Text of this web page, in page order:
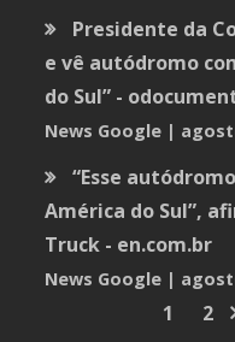
Presidente da
e vê autódromo
do Sul” -
News Google
“Esse
América do Sul”,
Truck - en.com.br
News Google
1 2